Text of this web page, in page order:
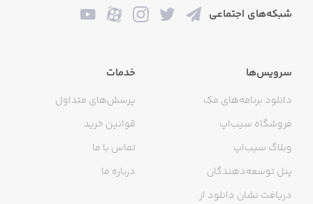
شبکه‌های اجتماعی
سرویس‌ها
دانلود برنامه‌های مک
فروشگاه سیب‌اپ
وبلاگ سیب‌اپ
پنل توسعه‌دهندگان
دریافت نشان دانلود از
خدمات
پرسش‌های متداول
قوانین خرید
تماس با ما
درباره ما